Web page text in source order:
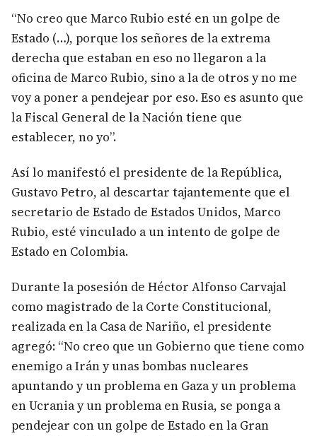
“No creo que Marco Rubio esté en un golpe de
Estado (…), porque los señores de la extrema
derecha que estaban en eso no llegaron a la
oficina de Marco Rubio, sino a la de otros y no me
voy a poner a pendejear por eso. Eso es asunto que
la Fiscal General de la Nación tiene que
establecer, no yo”.
Así lo manifestó el presidente de la República,
Gustavo Petro, al descartar tajantemente que el
secretario de Estado de Estados Unidos, Marco
Rubio, esté vinculado a un intento de golpe de
Estado en Colombia.
Durante la posesión de Héctor Alfonso Carvajal
como magistrado de la Corte Constitucional,
realizada en la Casa de Nariño, el presidente
agregó: “No creo que un Gobierno que tiene como
enemigo a Irán y unas bombas nucleares
apuntando y un problema en Gaza y un problema
en Ucrania y un problema en Rusia, se ponga a
pendejear con un golpe de Estado en la Gran